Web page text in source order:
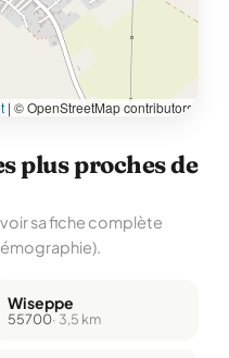
| © OpenStreetMap contributors
plus proches de
sa fiche complète
Wiseppe
55700· 3,5 km